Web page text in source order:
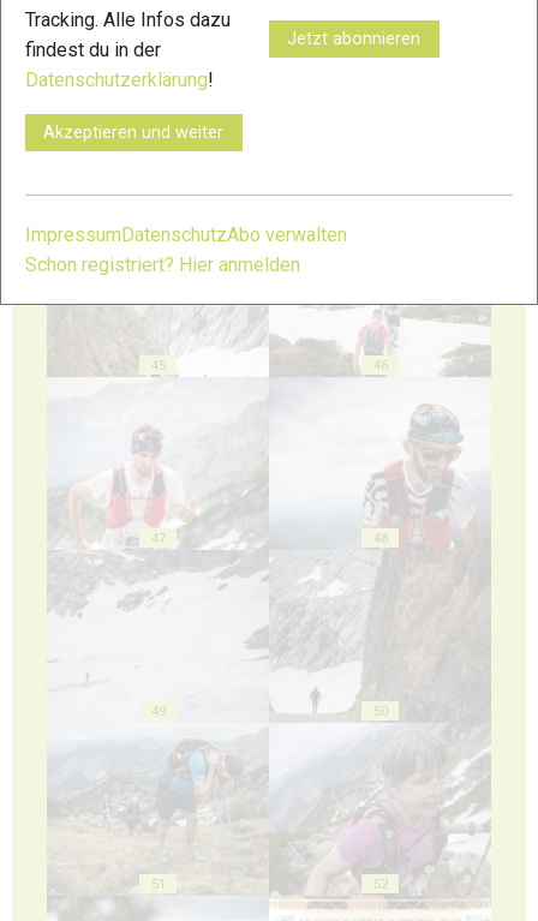
41 42
43 44
45 46
47 48
49 50
51 52
Tracking. Alle Infos dazu
findest du in der
Datenschutzerklärung!
Akzeptieren und weiter
Jetzt abonnieren
ImpressumDatenschutzAbo verwalten
Schon registriert? Hier anmelden